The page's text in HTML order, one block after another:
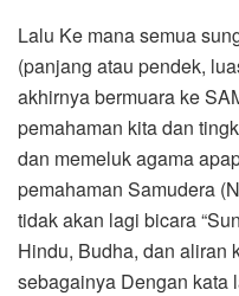
Lalu Ke mana semua
(panjang atau pendek,
akhirnya bermuara ke
pemahaman kita dan
dan memeluk agama
pemahaman Samudera
tidak akan lagi bicara
Hindu, Budha, dan aliran
sebagainya Dengan kata